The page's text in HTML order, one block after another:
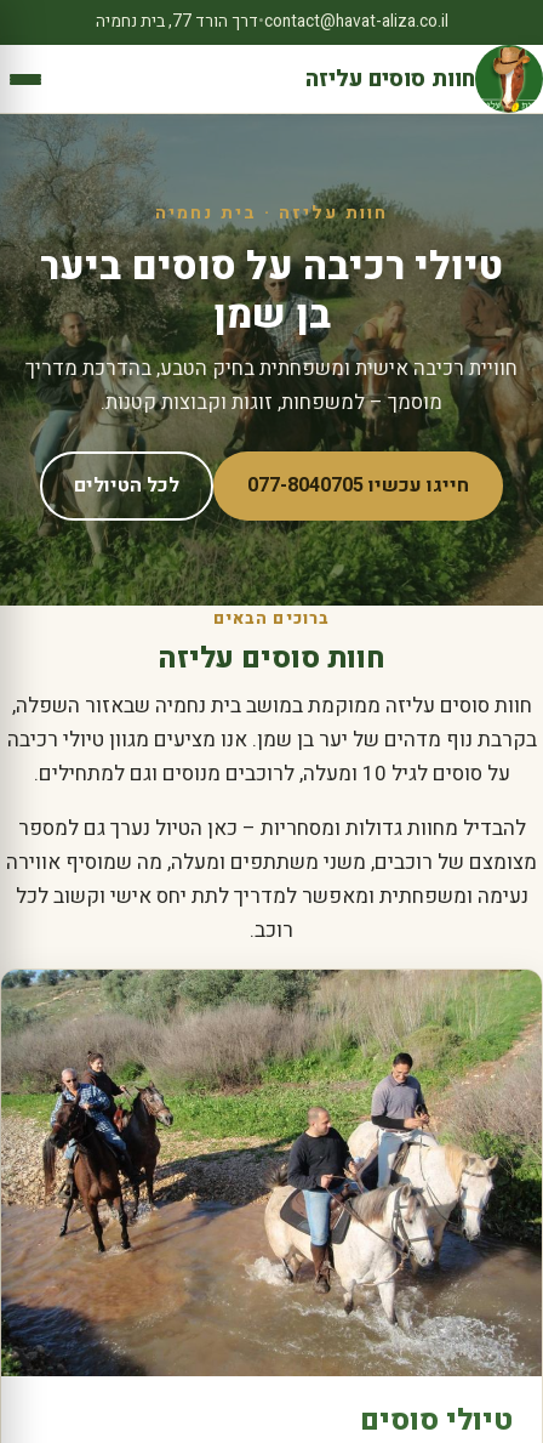
contact@havat-aliza.co.il
•דרך הורד 77, בית נחמיה
חוות סוסים עליזה
חוות עליזה · בית נחמיה
טיולי רכיבה על סוסים ביער
בן שמן
חוויית רכיבה אישית ומשפחתית בחיק הטבע, בהדרכת מדריך
מוסמך – למשפחות, זוגות וקבוצות קטנות.
חייגו עכשיו 077-8040705 לכל הטיולים
ברוכים הבאים
חוות סוסים עליזה
חוות סוסים עליזה ממוקמת במושב בית נחמיה שבאזור השפלה,
בקרבת נוף מדהים של יער בן שמן. אנו מציעים מגוון טיולי רכיבה
על סוסים לגיל 10 ומעלה, לרוכבים מנוסים וגם למתחילים.
להבדיל מחוות גדולות ומסחריות – כאן הטיול נערך גם למספר
מצומצם של רוכבים, משני משתתפים ומעלה, מה שמוסיף אווירה
נעימה ומשפחתית ומאפשר למדריך לתת יחס אישי וקשוב לכל
רוכב.
טיולי סוסים